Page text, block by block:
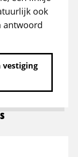
ook
antwoord
vestiging